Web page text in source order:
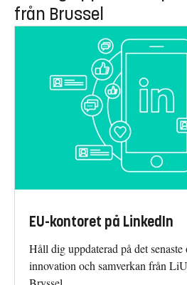
från Brussel
EU-kontoret på LinkedIn
Håll dig uppdaterad på det
innovation och samverkan från